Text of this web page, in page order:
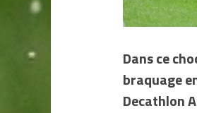
Dans ce
braquage
Decathlon